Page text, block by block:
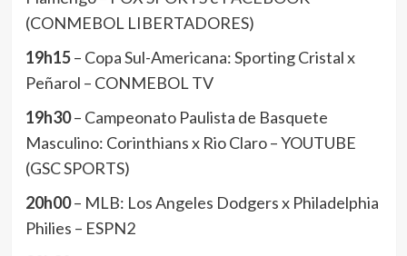
(CONMEBOL LIBERTADORES)
19h15– Copa Sul-Americana: Sporting Cristal x
Peñarol – CONMEBOL TV
19h30– Campeonato Paulista de Basquete
Masculino: Corinthians x Rio Claro – YOUTUBE
(GSC SPORTS)
20h00– MLB: Los Angeles Dodgers x Philadelphia
Philies – ESPN2